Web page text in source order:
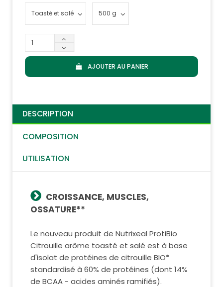
AJOUTER AU PANIER
DESCRIPTION
COMPOSITION
UTILISATION
CROISSANCE, MUSCLES,
OSSATURE**
Le nouveau produit de Nutrixeal ProtiBio
Citrouille arôme toasté et salé est à base
d'isolat de protéines de citrouille BIO*
standardisé à 60% de protéines (dont 14%
de BCAA - acides aminés ramifiés).